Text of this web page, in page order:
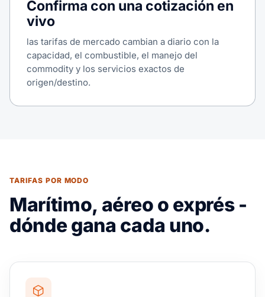
Confirma con una cotización en
vivo
las tarifas de mercado cambian a diario con la
capacidad, el combustible, el manejo del
commodity y los servicios exactos de
origen/destino.
TARIFAS POR MODO
Marítimo, aéreo o exprés -
dónde gana cada uno.